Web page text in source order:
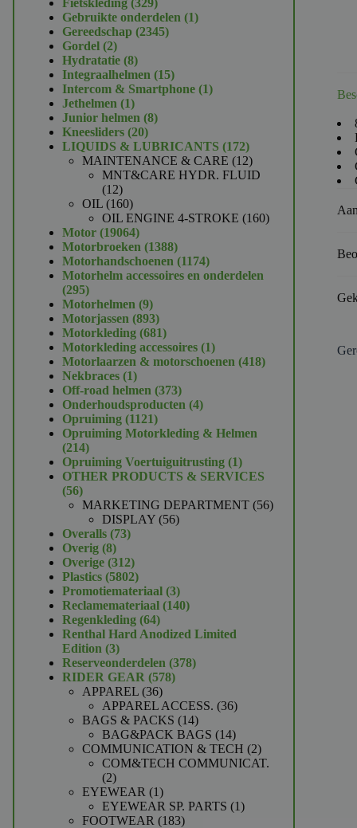
Fietskleding 329
producten
Gebruikte onderdelen 11
Gereedschap 23452345
Gordel 22
producten
Hydratatie 88
producten
Integraalhelmen 1515
producten
Intercom & Smartphone 11
Jethelmen 11
product
Junior helmen 88
Kneesliders 2020
producten
LIQUIDS & LUBRICANTS 172172
producten
MAINTENANCE & CARE 1212
producten
MNT&CARE HYDR. FLUID
1212
producten
OIL 160160
producten
OIL ENGINE 4-STROKE 160160
Motor 1906419064
producten
Motorbroeken 13881388
producten
Motorhandschoenen 11741174
producten
Motorhelm accessoires en onderdelen
295295
producten
Motorhelmen 99
producten
Motorjassen 893893
producten
Motorkleding 681681
producten
Motorkleding accessoires 11
product
Motorlaarzen & motorschoenen 418418
Nekbraces 11
product
Off-road helmen 373373
producten
Onderhoudsproducten 44
Opruiming 11211121
producten
Opruiming Motorkleding & Helmen
214214
producten
Opruiming Voertuiguitrusting 11
product
OTHER PRODUCTS & SERVICES
5656
producten
MARKETING DEPARTMENT 5656
DISPLAY 5656
Overalls 7373
Overig 88
producten
Overige 312312
producten
Plastics 58025802
producten
Promotiemateriaal 33
producten
Reclamemateriaal 140140
Regenkleding 6464
producten
Renthal Hard Anodized Limited
Edition 33
producten
Reserveonderdelen 378378
RIDER GEAR 578578
APPAREL 3636
producten
APPAREL ACCESS. 3636
BAGS & PACKS 1414
producten
BAG&PACK BAGS 1414
producten
COMMUNICATION & TECH 22
producten
COM&TECH COMMUNICAT.
22
producten
EYEWEAR 11
product
EYEWEAR SP. PARTS 11
FOOTWEAR 183183